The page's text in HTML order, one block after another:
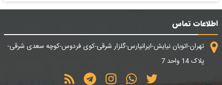
اطلاعات تماس
تهران-اتوبان نیایش-ایرانپارس-گلزار شرقی-کوی فردوس-کوچه سعدی شرقی-
پلاک 14 واحد 7